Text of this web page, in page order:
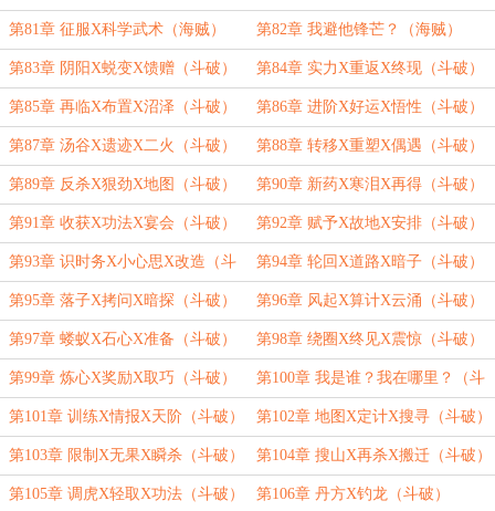
贼）
第81章 征服X科学武术（海贼） 第82章 我避他锋芒？（海贼）
第83章 阴阳X蜕变X馈赠（斗破） 第84章 实力X重返X终现（斗破）
第85章 再临X布置X沼泽（斗破） 第86章 进阶X好运X悟性（斗破）
第87章 汤谷X遗迹X二火（斗破） 第88章 转移X重塑X偶遇（斗破）
第89章 反杀X狠劲X地图（斗破） 第90章 新药X寒泪X再得（斗破）
第91章 收获X功法X宴会（斗破） 第92章 赋予X故地X安排（斗破）
第93章 识时务X小心思X改造（斗
破）
第94章 轮回X道路X暗子（斗破）
第95章 落子X拷问X暗探（斗破） 第96章 风起X算计X云涌（斗破）
第97章 蝼蚁X石心X准备（斗破） 第98章 绕圈X终见X震惊（斗破）
第99章 炼心X奖励X取巧（斗破） 第100章 我是谁？我在哪里？（斗
破）
第101章 训练X情报X天阶（斗破） 第102章 地图X定计X搜寻（斗破）
第103章 限制X无果X瞬杀（斗破） 第104章 搜山X再杀X搬迁（斗破）
第105章 调虎X轻取X功法（斗破） 第106章 丹方X钓龙（斗破）